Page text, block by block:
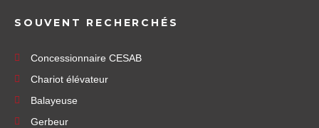
SOUVENT RECHERCHÉS
Concessionnaire CESAB
Chariot élévateur
Balayeuse
Gerbeur